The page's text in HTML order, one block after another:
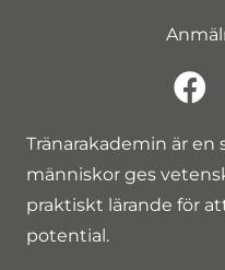
Tränarakademin är en
människor ges
praktiskt lärande för
potential.